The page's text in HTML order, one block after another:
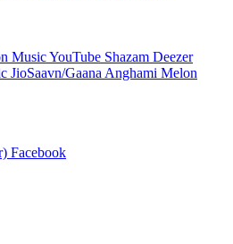
MusicYouTube Shazam Deezer
JioSaavn/Gaana Anghami Melon
Facebook